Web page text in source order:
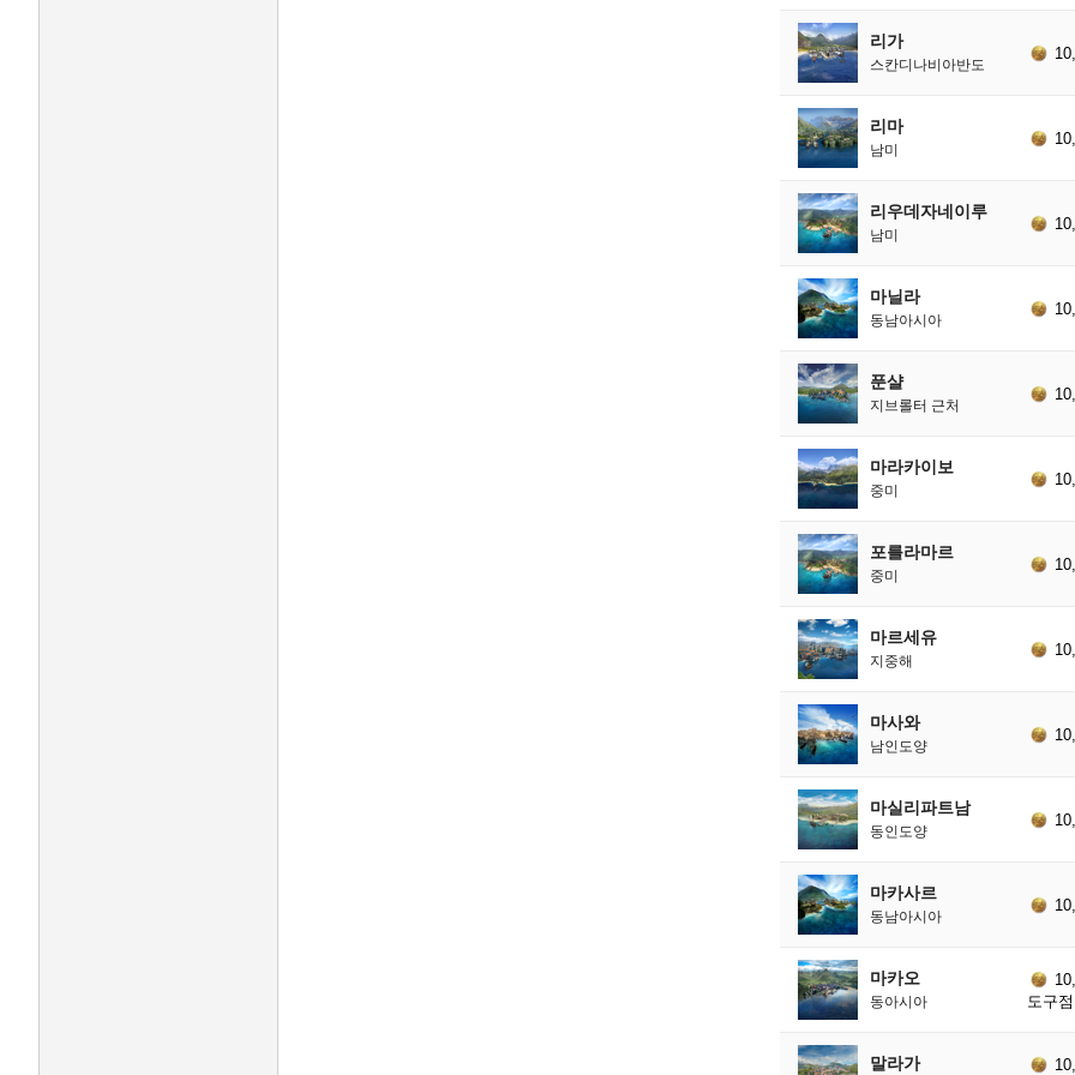
리가
스칸디나비아반도
리마
남미
리우데자네이루
남미
마닐라
동남아시아
푼샬
지브롤터 근처
마라카이보
중미
포를라마르
중미
마르세유
지중해
마사와
남인도양
마실리파트남
동인도양
마카사르
동남아시아
마카오
동아시아
도구
말라가